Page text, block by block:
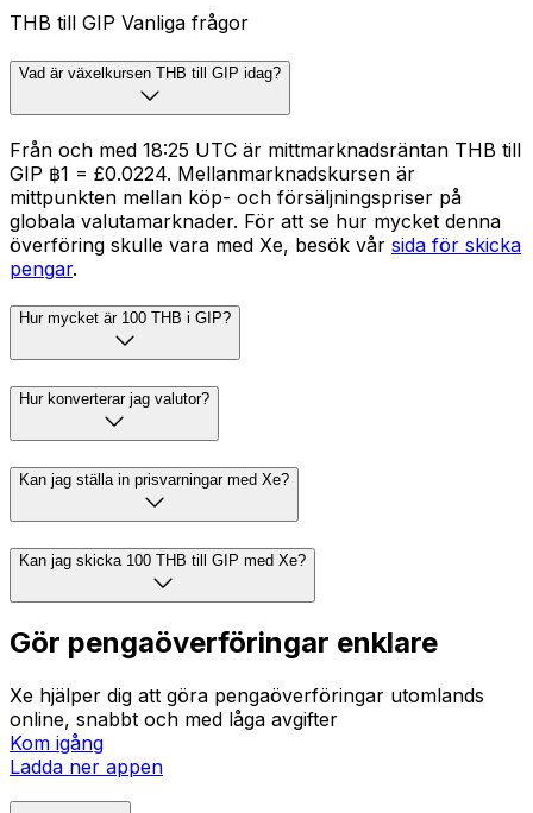
THB till GIP Vanliga frågor
Vad är växelkursen THB till GIP idag?
Från och med 18:25 UTC är mittmarknadsräntan THB till
GIP ฿1 = £0.0224. Mellanmarknadskursen är
mittpunkten mellan köp- och försäljningspriser på
globala valutamarknader. För att se hur mycket denna
överföring skulle vara med Xe, besök vår sida för skicka
pengar.
Hur mycket är 100 THB i GIP?
Hur konverterar jag valutor?
Kan jag ställa in prisvarningar med Xe?
Kan jag skicka 100 THB till GIP med Xe?
Gör pengaöverföringar enklare
Xe hjälper dig att göra pengaöverföringar utomlands
online, snabbt och med låga avgifter
Kom igång
Ladda ner appen